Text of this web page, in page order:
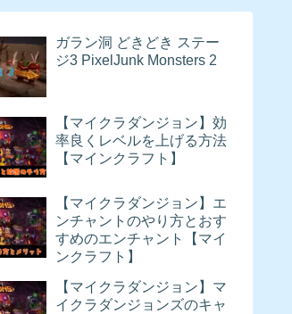
ガラン洞 どきどき ステー
ジ3 PixelJunk Monsters 2
【マイクラダンジョン】効
率良くレベルを上げる方法
【マインクラフト】
【マイクラダンジョン】エ
ンチャントのやり方とおす
すめのエンチャント【マイ
ンクラフト】
【マイクラダンジョン】マ
イクラダンジョンズのキャ